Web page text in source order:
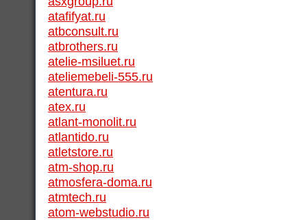
atafifyat.ru
atbconsult.ru
atbrothers.ru
atelie-msiluet.ru
ateliemebeli-555.ru
atentura.ru
atex.ru
atlant-monolit.ru
atlantido.ru
atletstore.ru
atm-shop.ru
atmosfera-doma.ru
atmtech.ru
atom-webstudio.ru